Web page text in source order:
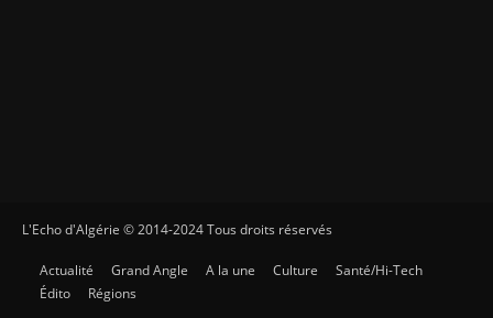
L'Echo d'Algérie © 2014-2024 Tous droits réservés
Actualité Grand Angle A la une Culture
Santé/Hi-Tech
Édito
Régions